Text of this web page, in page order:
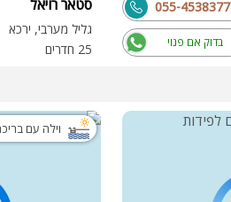
בדוק אם פנוי
055-4538377 סטאר רויאל
גליל מערבי, ירכא
25 חדרים
וילה עם